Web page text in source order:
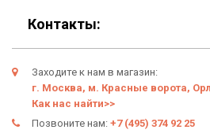
Контакты:
Заходите к нам в магазин:
г. Москва, м. Красные ворота,
Как нас найти>>
Позвоните нам: +7 (495) 374 92 25